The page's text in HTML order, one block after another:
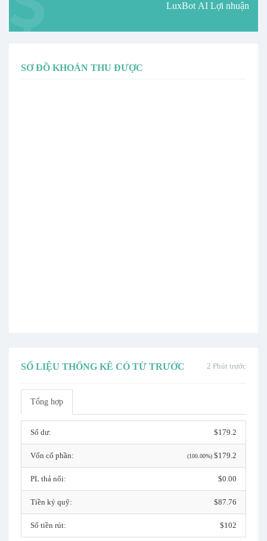
LuxBot AI Lợi nhuận
SƠ ĐỒ KHOẢN THU ĐƯỢC
2 Phút trước
SỐ LIỆU THỐNG KÊ CÓ TỪ TRƯỚC
Tổng hợp
Số dư: $179.2
Vốn cổ phần: (100.00%) $179.2
PL thả nổi: $0.00
Tiền ký quỹ: $87.76
Số tiền rút: $102